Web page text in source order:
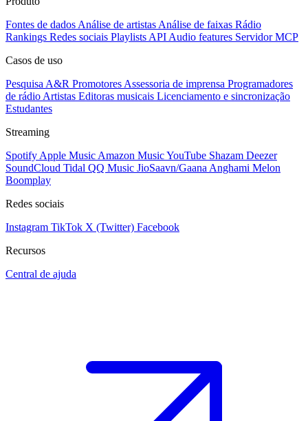
Fontes de dados Análise de artistas Análise de faixas Rádio
Rankings Redes sociais Playlists API Audio features Servidor MCP
Casos de uso
Pesquisa A&R Promotores Assessoria de imprensa Programadores
de rádio Artistas Editoras musicais Licenciamento e sincronização
Estudantes
Streaming
Spotify Apple Music Amazon MusicYouTube Shazam Deezer
SoundCloud Tidal QQ Music JioSaavn/Gaana Anghami Melon
Boomplay
Redes sociais
Instagram TikTok X (Twitter) Facebook
Recursos
Central de ajuda